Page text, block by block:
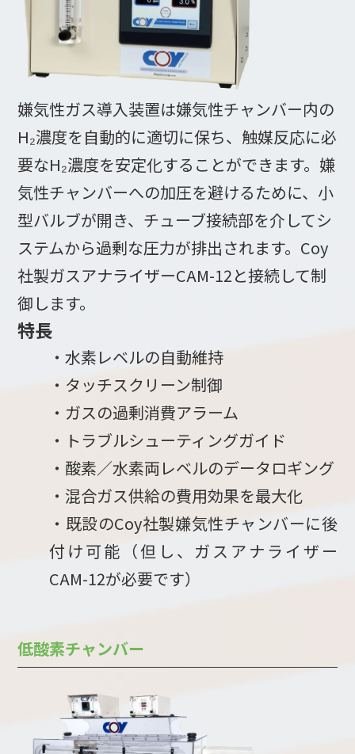
嫌気性ガス導入装置は嫌気性チャンバー内の
H₂濃度を自動的に適切に保ち、触媒反応に必
要なH₂濃度を安定化することができます。嫌
気性チャンバーへの加圧を避けるために、小
型バルブが開き、チューブ接続部を介してシ
ステムから過剰な圧力が排出されます。Coy
社製ガスアナライザーCAM-12と接続して制
御します。
特長
・水素レベルの自動維持
・タッチスクリーン制御
・ガスの過剰消費アラーム
・トラブルシューティングガイド
・酸素／水素両レベルのデータロギング
・混合ガス供給の費用効果を最大化
・既設のCoy社製嫌気性チャンバーに後
付け可能（但し、ガスアナライザー
CAM-12が必要です）
低酸素チャンバー